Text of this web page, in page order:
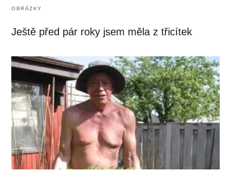
OBRÁZKY
Ještě před pár roky jsem měla z třicítek